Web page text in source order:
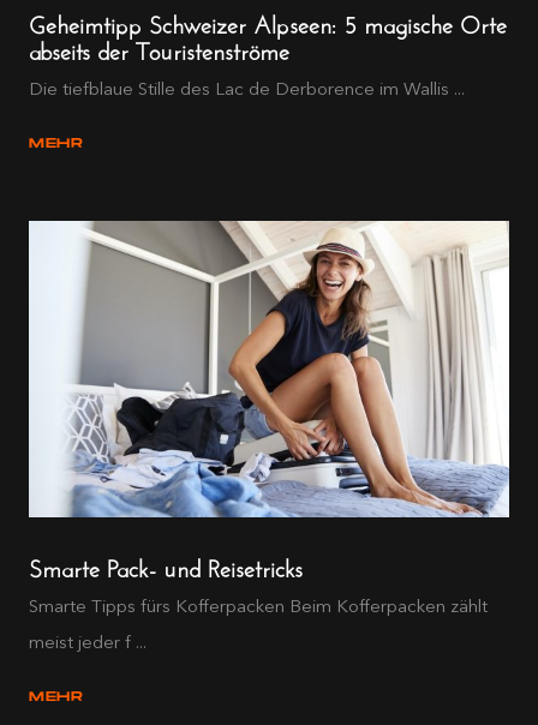
Geheimtipp Schweizer Alpseen: 5 magische Orte
abseits der Touristenströme
Die tiefblaue Stille des Lac de Derborence im Wallis ...
MEHR
Smarte Pack- und Reisetricks
Smarte Tipps fürs Kofferpacken Beim Kofferpacken zählt
meist jeder f ...
MEHR